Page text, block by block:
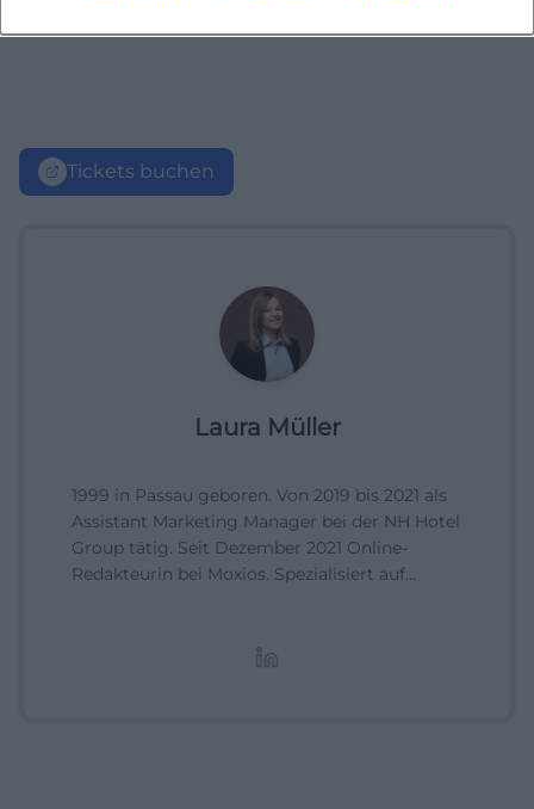
Tickets buchen
Laura Müller
1999 in Passau geboren. Von 2019 bis 2021 als
Assistant Marketing Manager bei der NH Hotel
Group tätig. Seit Dezember 2021 Online-
Redakteurin bei Moxios. Spezialisiert auf